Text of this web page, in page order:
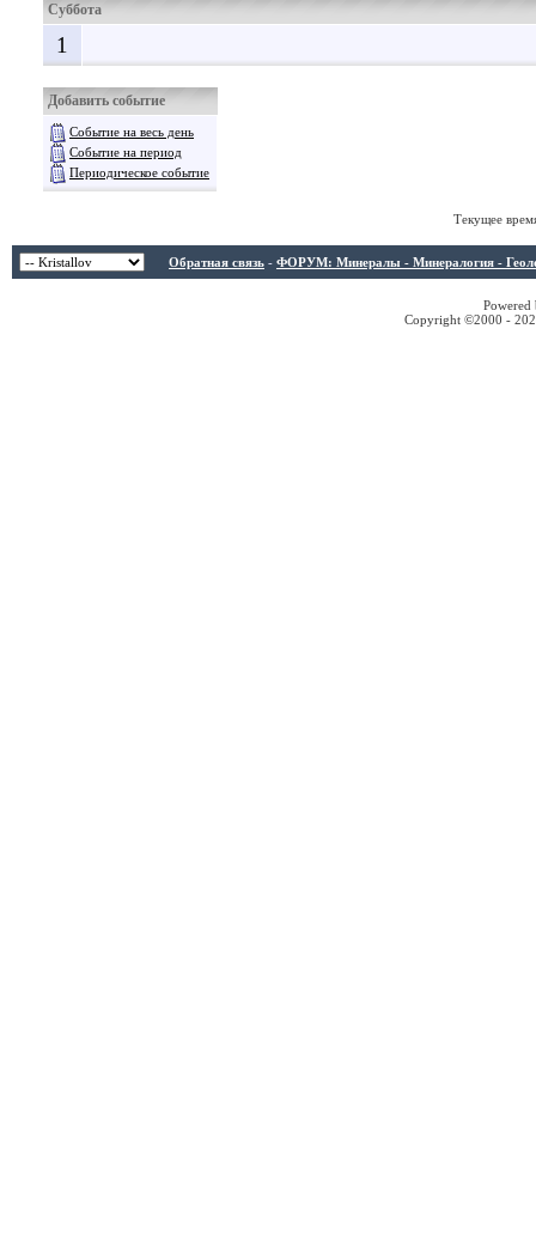
Суббота
1
Добавить событие
Событие на весь день
Событие на период
Периодическое событие
Текущее
Обратная связь - ФОРУМ: Минералы - Минералогия -
Copyright ©2000 -